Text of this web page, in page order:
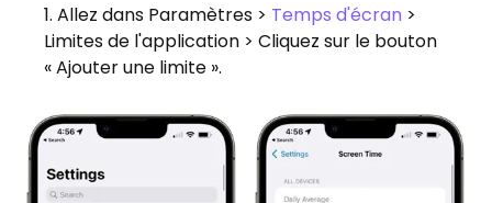
Allez dans Paramètres > Temps d'écran >
Limites de l'application > Cliquez sur le bouton
« Ajouter une limite ».